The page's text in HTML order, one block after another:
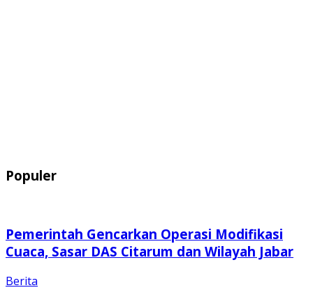
Populer
Pemerintah Gencarkan Operasi Modifikasi
Cuaca, Sasar DAS Citarum dan Wilayah Jabar
Berita